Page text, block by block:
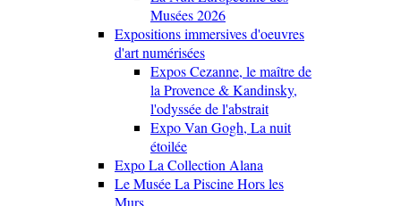
Musées 2026
Expositions immersives d'oeuvres
d'art numérisées
Expos Cezanne, le maître de
la Provence & Kandinsky,
l'odyssée de l'abstrait
Expo Van Gogh, La nuit
étoilée
Expo La Collection Alana
Le Musée La Piscine Hors les